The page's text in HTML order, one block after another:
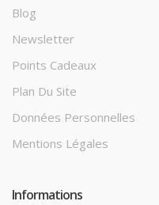
Blog
Newsletter
Points Cadeaux
Plan Du Site
Données Personnelles
Mentions Légales
Informations